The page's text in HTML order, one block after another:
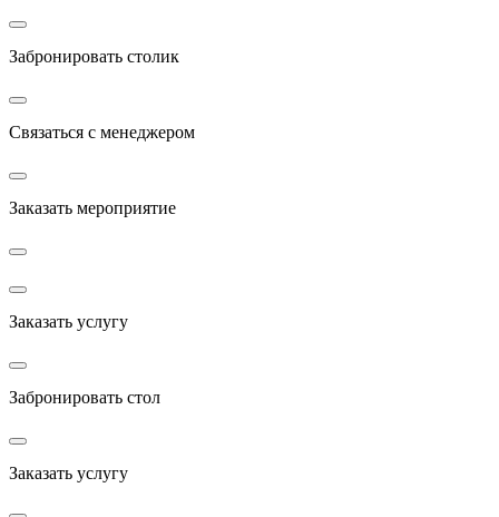
Забронировать столик
Связаться с менеджером
Заказать мероприятие
Заказать услугу
Забронировать стол
Заказать услугу